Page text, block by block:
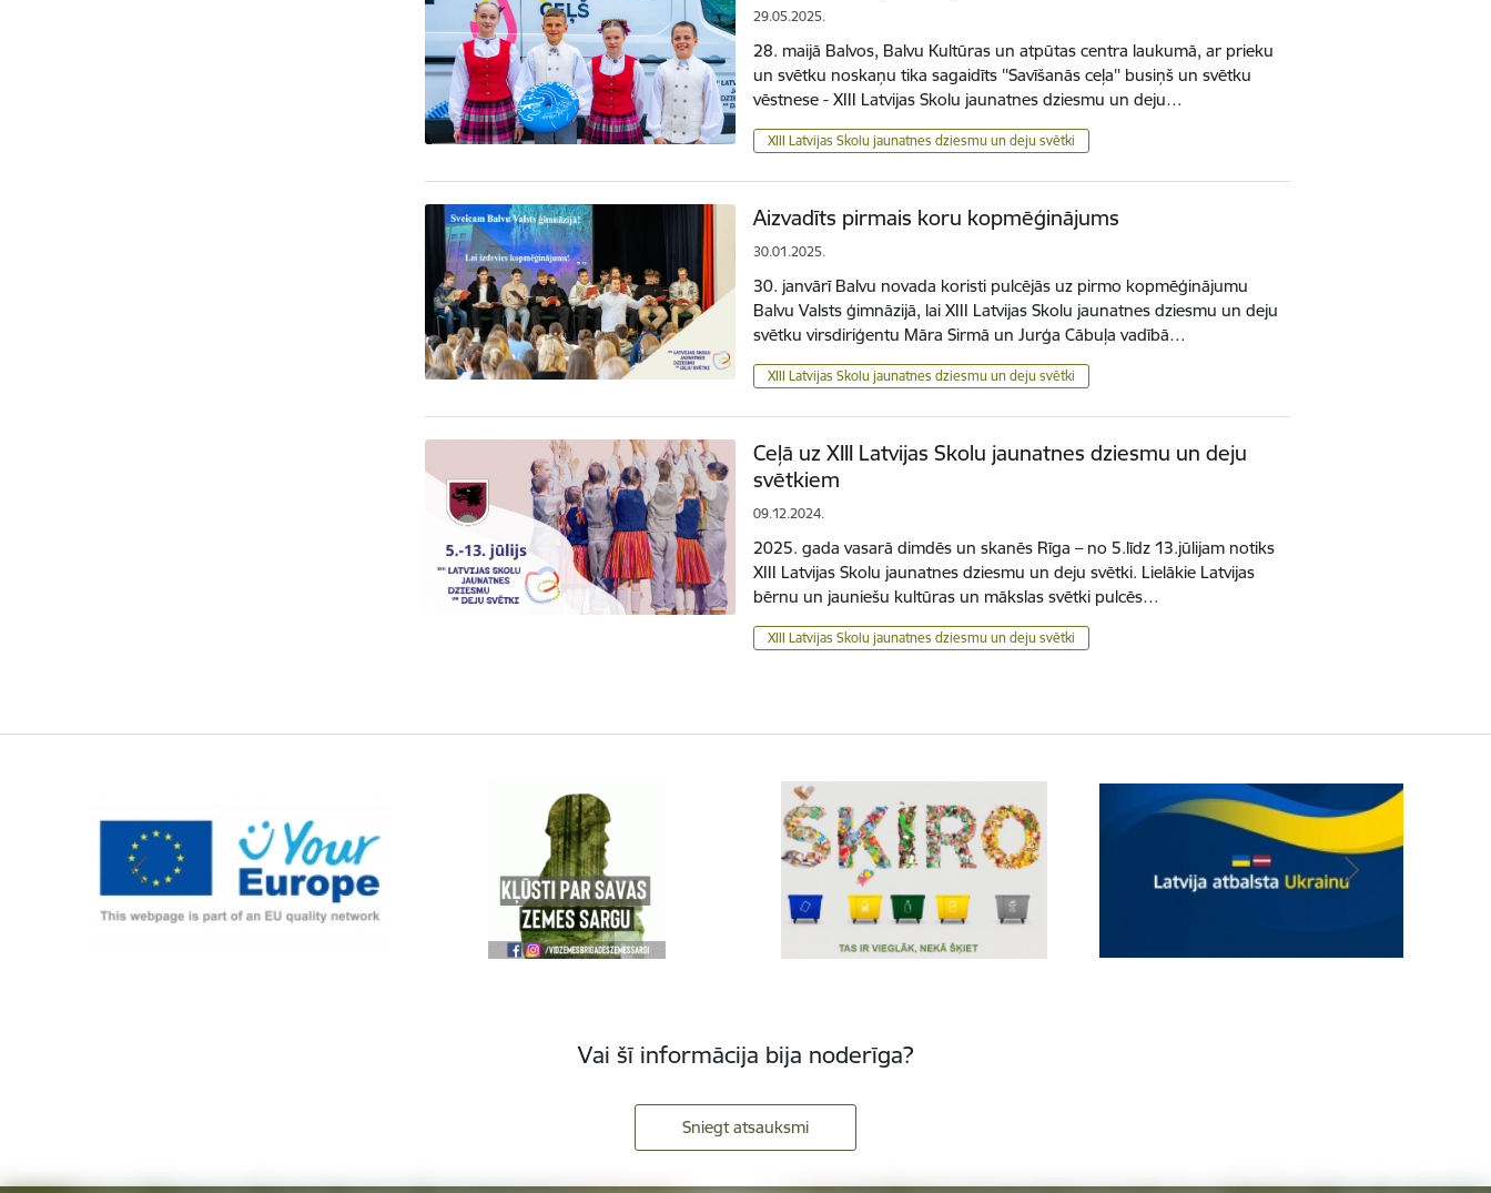
29.05.2025.
28. maijā Balvos, Balvu Kultūras un atpūtas centra laukumā, ar prieku
un svētku noskaņu tika sagaidīts ''Savīšanās ceļa'' busiņš un svētku
vēstnese - XIII Latvijas Skolu jaunatnes dziesmu un deju…
XIII Latvijas Skolu jaunatnes dziesmu un deju svētki
Aizvadīts pirmais koru kopmēģinājums
30.01.2025.
30. janvārī Balvu novada koristi pulcējās uz pirmo kopmēģinājumu
Balvu Valsts ģimnāzijā, lai XIII Latvijas Skolu jaunatnes dziesmu un deju
svētku virsdiriģentu Māra Sirmā un Jurģa Cābuļa vadībā…
XIII Latvijas Skolu jaunatnes dziesmu un deju svētki
Ceļā uz XIII Latvijas Skolu jaunatnes dziesmu un deju
svētkiem
09.12.2024.
2025. gada vasarā dimdēs un skanēs Rīga – no 5.līdz 13.jūlijam notiks
XIII Latvijas Skolu jaunatnes dziesmu un deju svētki. Lielākie Latvijas
bērnu un jauniešu kultūras un mākslas svētki pulcēs…
XIII Latvijas Skolu jaunatnes dziesmu un deju svētki
Vai šī informācija bija noderīga?
Sniegt atsauksmi